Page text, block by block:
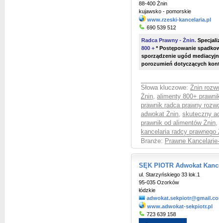
88-400 Żnin
kujawsko - pomorskie
www.rzeski-kancelaria.pl
690 539 512
Radca Prawny - Żnin.
800 + * Postępowanie
sporządzenie ugód
porozumień dotyczących
Słowa kluczowe: Żnin
Żnin, alimenty 800+
prawnik radca prawny
adwokat Żnin, skuteczny
prawnik od alimentów Żnin,
kancelaria radcy prawnego
Branże: Prawne
SĘK PIOTR Adwokat
ul. Starzyńskiego 33 lok.1
95-035 Ozorków
łódzkie
www.adwokat-sekpiotr.pl
723 639 158